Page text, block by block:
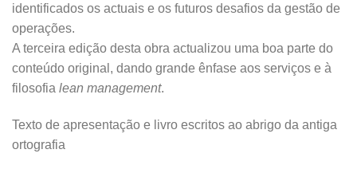
identificados os actuais e os futuros desafios da gestão de
operações.
A terceira edição desta obra actualizou uma boa parte do
conteúdo original, dando grande ênfase aos serviços e à
filosofia lean management.
Texto de apresentação e livro escritos ao abrigo da antiga
ortografia